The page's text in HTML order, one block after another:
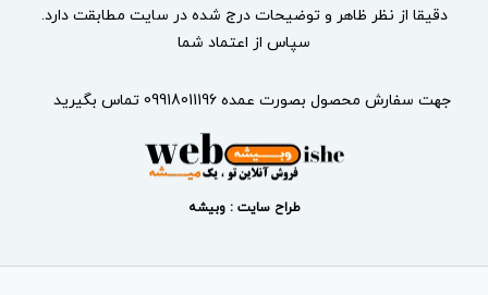
دقیقا از نظر ظاهر و توضیحات درج شده در سایت مطابقت دارد.
سپاس از اعتماد شما
جهت سفارش محصول بصورت عمده 09918011196 تماس بگیرید
طراح سایت : وبیشه